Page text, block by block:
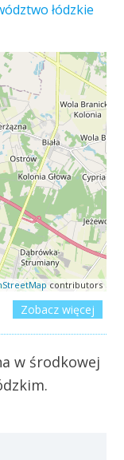
łódzkie
contributors
Zobacz więcej
w środkowej